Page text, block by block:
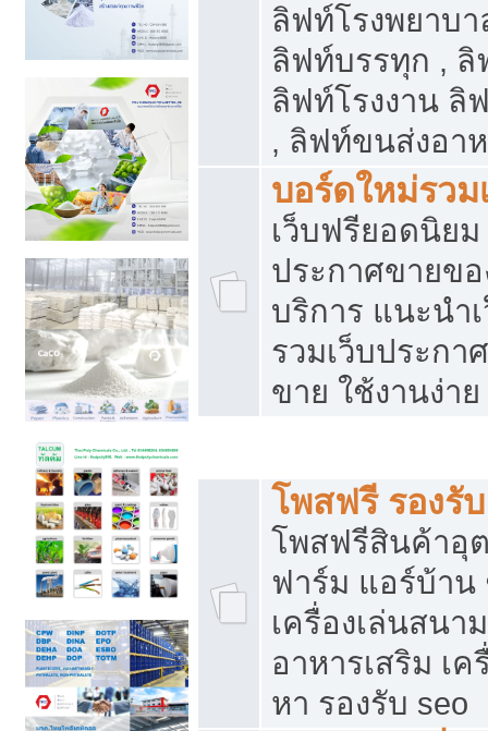
ลิฟท์โรงพยาบ
ลิฟท์บรรทุก ,
ลิฟท์โรงงาน ลิ
, ลิฟท์ขนส่งอา
บอร์ดใหม่รว
เว็บฟรียอดนิย
ประกาศขายข
บริการ แนะนำ
รวมเว็บประกา
ขาย ใช้งานง่าย
โพสฟรี รองรั
โพสฟรีสินค้าอุ
ฟาร์ม แอร์บ้าน
เครื่องเล่นสนา
อาหารเสริม เ
หา รองรับ seo